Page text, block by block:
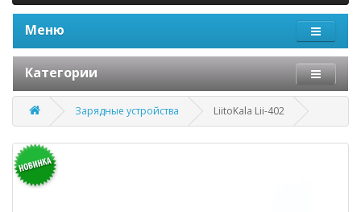
Меню
Категории
Зарядные устройства LiitoKala Lii-402